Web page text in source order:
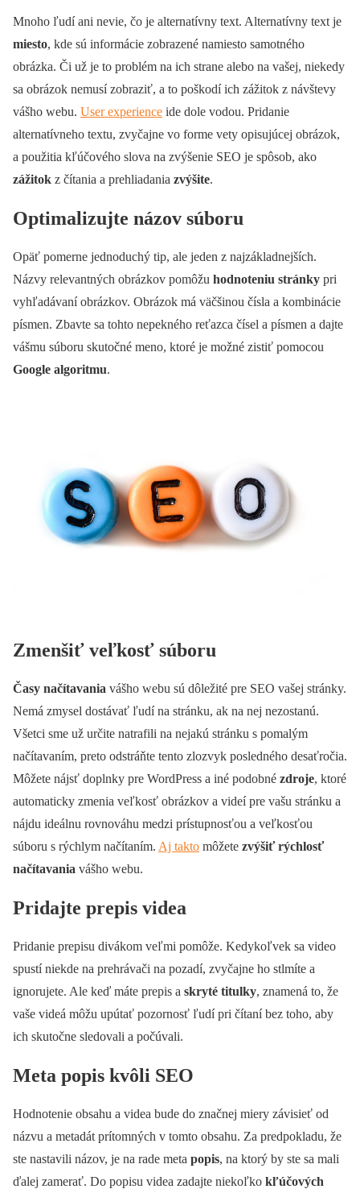
Mnoho ľudí ani nevie, čo je alternatívny text. Alternatívny text je
miesto, kde sú informácie zobrazené namiesto samotného
obrázka. Či už je to problém na ich strane alebo na vašej, niekedy
sa obrázok nemusí zobraziť, a to poškodí ich zážitok z návštevy
vášho webu. User experience ide dole vodou. Pridanie
alternatívneho textu, zvyčajne vo forme vety opisujúcej obrázok,
a použitia kľúčového slova na zvýšenie SEO je spôsob, ako
zážitok z čítania a prehliadania zvýšite.
Optimalizujte názov súboru
Opäť pomerne jednoduchý tip, ale jeden z najzákladnejších.
Názvy relevantných obrázkov pomôžu hodnoteniu stránky pri
vyhľadávaní obrázkov. Obrázok má väčšinou čísla a kombinácie
písmen. Zbavte sa tohto nepekného reťazca čísel a písmen a dajte
vášmu súboru skutočné meno, ktoré je možné zistiť pomocou
Google algoritmu.
Zmenšiť veľkosť súboru
Časy načítavania vášho webu sú dôležité pre SEO vašej stránky.
Nemá zmysel dostávať ľudí na stránku, ak na nej nezostanú.
Všetci sme už určite natrafili na nejakú stránku s pomalým
načítavaním, preto odstráňte tento zlozvyk posledného desaťročia.
Môžete nájsť doplnky pre WordPress a iné podobné zdroje, ktoré
automaticky zmenia veľkosť obrázkov a videí pre vašu stránku a
nájdu ideálnu rovnováhu medzi prístupnosťou a veľkosťou
súboru s rýchlym načítaním. Aj takto môžete zvýšiť rýchlosť
načítavania vášho webu.
Pridajte prepis videa
Pridanie prepisu divákom veľmi pomôže. Kedykoľvek sa video
spustí niekde na prehrávači na pozadí, zvyčajne ho stlmíte a
ignorujete. Ale keď máte prepis a skryté titulky, znamená to, že
vaše videá môžu upútať pozornosť ľudí pri čítaní bez toho, aby
ich skutočne sledovali a počúvali.
Meta popis kvôli SEO
Hodnotenie obsahu a videa bude do značnej miery závisieť od
názvu a metadát prítomných v tomto obsahu. Za predpokladu, že
ste nastavili názov, je na rade meta popis, na ktorý by ste sa mali
ďalej zamerať. Do popisu videa zadajte niekoľko kľúčových